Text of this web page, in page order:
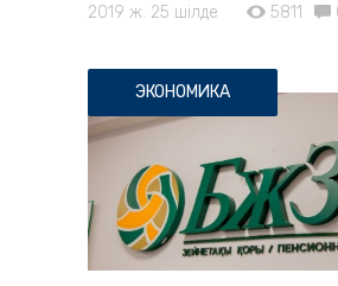
2019 ж. 25 шілде 5811
ЭКОНОМИКА